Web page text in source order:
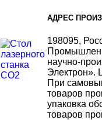
АДРЕС
198095,
научно-
Электрон».
При
товаров
упаковка
товаров